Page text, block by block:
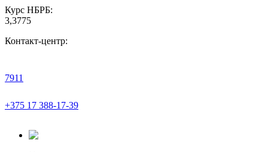
Курс НБРБ:
3,3775
Контакт-центр:
7911
+375 17 388-17-39